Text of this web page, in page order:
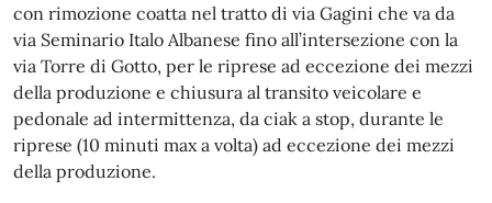
con rimozione coatta nel tratto di via Gagini che va da
via Seminario Italo Albanese fino all’intersezione con la
via Torre di Gotto, per le riprese ad eccezione dei mezzi
della produzione e chiusura al transito veicolare e
pedonale ad intermittenza, da ciak a stop, durante le
riprese (10 minuti max a volta) ad eccezione dei mezzi
della produzione.